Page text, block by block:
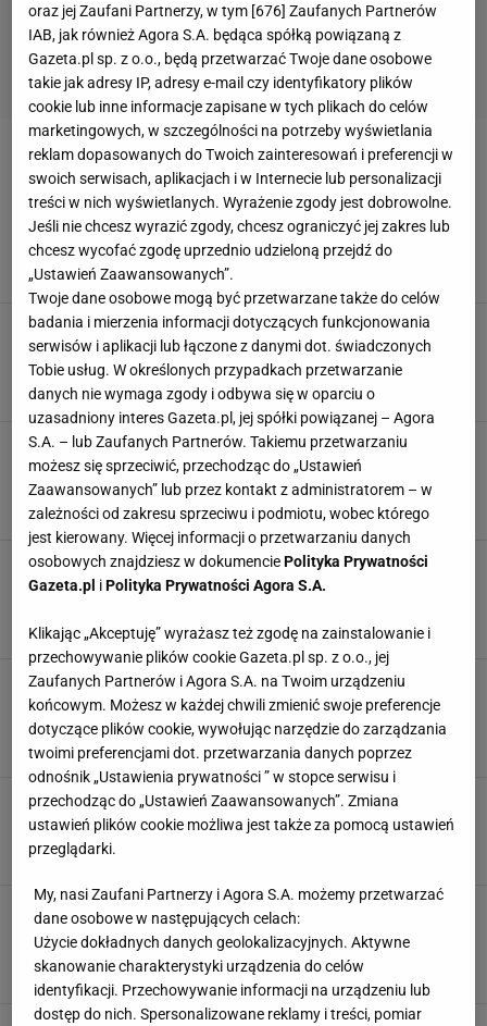
MLEKO SKONDENSOWANE
Nie włączam piekarnika i robię ten deser.
Wygląda jak tiramisu, potrzebujesz 3
składników
BEZ PIECZENIA CYTRYNA
Gdy wpadają goście, zawsze podaję im te
ciasteczka. Wszyscy się dziwię, gdy mówię, z
czego je robię
CIASTKA DESER DOMOWE WYPIEKI
Spróbowałam tych truskawek i teraz już nie
sięgam po klasyczny deser. Ten składnik
wszystko zmienia
DESER DESERY MLEKO SKONDENSOWANE
Ciasto mleczne gotowe w 10 minut?
Uczestniczka "MasterChefa" zdradza sekret
CIASTO CIASTO BEZ PIECZENIA DESERY
Zawsze dodaj do ciast ten kremowy składnik.
Dzięki niemu sernik jest puszysty i kremowy jak
z cukierni
BISZKOPT CIASTA DOMOWE CIASTO
Idealne placuszki bez dodatku mleka? Z tym
zamiennikiem będą miękkie jak poduszeczki
Kruche ciasteczka z nietypowym składnikiem.
Wystarczy zagnieść składniki i słodkie deser
jest gotowy
CIASTECZKA CIASTKA DOMOWE WYPIEKI
oraz jej Zaufani Partnerzy, w tym [ 676 ] Zaufanych Partnerów
IAB, jak również Agora S.A. będąca spółką powiązaną z
Gazeta.pl sp. z o.o., będą przetwarzać Twoje dane osobowe
takie jak adresy IP, adresy e-mail czy identyfikatory plików
cookie lub inne informacje zapisane w tych plikach do celów
marketingowych, w szczególności na potrzeby wyświetlania
reklam dopasowanych do Twoich zainteresowań i preferencji w
swoich serwisach, aplikacjach i w Internecie lub personalizacji
treści w nich wyświetlanych. Wyrażenie zgody jest dobrowolne.
Jeśli nie chcesz wyrazić zgody, chcesz ograniczyć jej zakres lub
chcesz wycofać zgodę uprzednio udzieloną przejdź do
„Ustawień Zaawansowanych”.
Twoje dane osobowe mogą być przetwarzane także do celów
badania i mierzenia informacji dotyczących funkcjonowania
serwisów i aplikacji lub łączone z danymi dot. świadczonych
Tobie usług. W określonych przypadkach przetwarzanie
danych nie wymaga zgody i odbywa się w oparciu o
uzasadniony interes Gazeta.pl, jej spółki powiązanej – Agora
S.A. – lub Zaufanych Partnerów. Takiemu przetwarzaniu
możesz się sprzeciwić, przechodząc do „Ustawień
Zaawansowanych” lub przez kontakt z administratorem – w
zależności od zakresu sprzeciwu i podmiotu, wobec którego
jest kierowany. Więcej informacji o przetwarzaniu danych
osobowych znajdziesz w dokumencie Polityka Prywatności
Gazeta.pl i Polityka Prywatności Agora S.A.
Klikając „Akceptuję” wyrażasz też zgodę na zainstalowanie i
przechowywanie plików cookie Gazeta.pl sp. z o.o., jej
Zaufanych Partnerów i Agora S.A. na Twoim urządzeniu
końcowym. Możesz w każdej chwili zmienić swoje preferencje
dotyczące plików cookie, wywołując narzędzie do zarządzania
twoimi preferencjami dot. przetwarzania danych poprzez
odnośnik „Ustawienia prywatności ” w stopce serwisu i
przechodząc do „Ustawień Zaawansowanych”. Zmiana
ustawień plików cookie możliwa jest także za pomocą ustawień
przeglądarki.
My, nasi Zaufani Partnerzy i Agora S.A. możemy przetwarzać
dane osobowe w następujących celach:
Użycie dokładnych danych geolokalizacyjnych. Aktywne
skanowanie charakterystyki urządzenia do celów
identyfikacji. Przechowywanie informacji na urządzeniu lub
dostęp do nich. Spersonalizowane reklamy i treści, pomiar